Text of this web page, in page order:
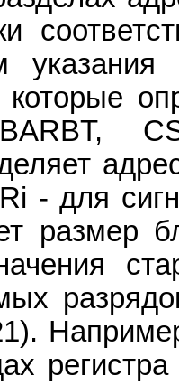
которые
- для
размер